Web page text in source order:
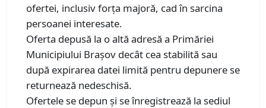
ofertei, inclusiv forța majoră, cad în sarcina
persoanei interesate.
Oferta depusă la o altă adresă a Primăriei
Municipiului Brașov decât cea stabilită sau
după expirarea datei limită pentru depunere se
returnează nedeschisă.
Ofertele se depun și se înregistrează la sediul